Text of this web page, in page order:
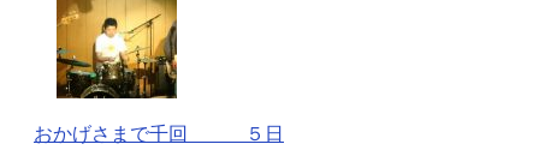
おかげさまで千回 ５日